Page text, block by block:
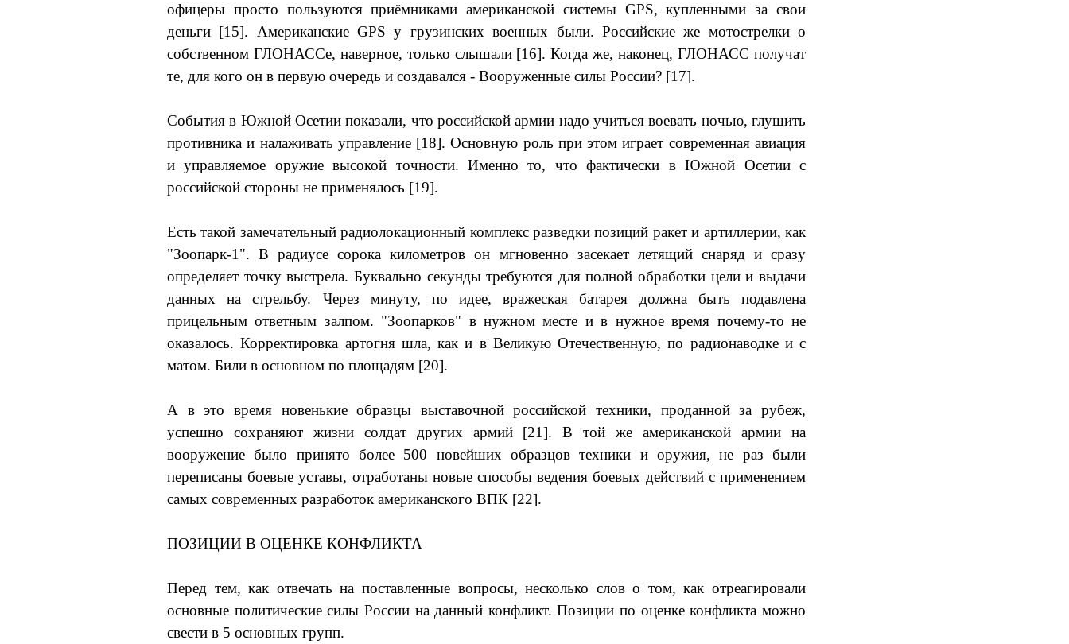
офицеры просто пользуются приёмниками американской системы GPS, купленными за свои
деньги [15]. АмериканскиеGPS у грузинских военных были. Российские же мотострелки о
собственном ГЛОНАССе, наверное, только слышали [16]. Когда же, наконец, ГЛОНАСС получат
те, для кого он в первую очередь и создавался - Вооруженные силы России? [17].
События в Южной Осетии показали, что российской армии надо учиться воевать ночью, глушить
противника и налаживать управление [18]. Основную роль при этом играет современная авиация
и управляемое оружие высокой точности. Именно то, что фактически в Южной Осетии с
российской стороны не применялось [19].
Есть такой замечательный радиолокационный комплекс разведки позиций ракет и артиллерии, как
"Зоопарк-1". В радиусе сорока километров он мгновенно засекает летящий снаряд и сразу
определяет точку выстрела. Буквально секунды требуются для полной обработки цели и выдачи
данных на стрельбу. Через минуту, по идее, вражеская батарея должна быть подавлена
прицельным ответным залпом. "Зоопарков" в нужном месте и в нужное время почему-то не
оказалось. Корректировка артогня шла, как и в Великую Отечественную, по радионаводке и с
матом. Били в основном по площадям [20].
А в это время новенькие образцы выставочной российской техники, проданной за рубеж,
успешно сохраняют жизни солдат других армий [21]. В той же американской армии на
вооружение было принято более 500 новейших образцов техники и оружия, не раз были
переписаны боевые уставы, отработаны новые способы ведения боевых действий с применением
самых современных разработок американского ВПК [22].
ПОЗИЦИИ В ОЦЕНКЕ КОНФЛИКТА
Перед тем, как отвечать на поставленные вопросы, несколько слов о том, как отреагировали
основные политические силы России на данный конфликт. Позиции по оценке конфликта можно
свести в 5 основных групп.